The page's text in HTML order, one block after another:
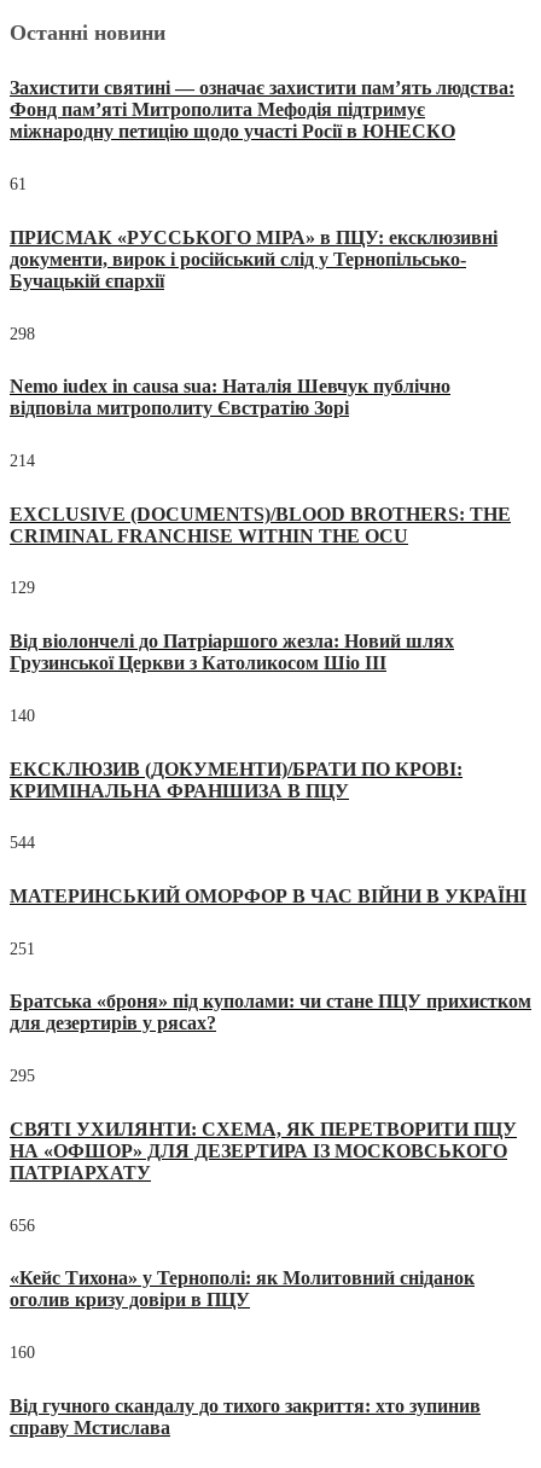
Останні новини
Захистити святині — означає захистити пам’ять людства:
Фонд пам’яті Митрополита Мефодія підтримує
міжнародну петицію щодо участі Росії в ЮНЕСКО
61
ПРИСМАК «РУССЬКОГО МІРА» в ПЦУ: ексклюзивні
документи, вирок і російський слід у Тернопільсько-
Бучацькій єпархії
298
Nemo iudex in causa sua: Наталія Шевчук публічно
відповіла митрополиту Євстратію Зорі
214
EXCLUSIVE (DOCUMENTS)/BLOOD BROTHERS: THE
CRIMINAL FRANCHISE WITHIN THE OCU
129
Від віолончелі до Патріаршого жезла: Новий шлях
Грузинської Церкви з Католикосом Шіо III
140
ЕКСКЛЮЗИВ (ДОКУМЕНТИ)/БРАТИ ПО КРОВІ:
КРИМІНАЛЬНА ФРАНШИЗА В ПЦУ
544
МАТЕРИНСЬКИЙ ОМОРФОР В ЧАС ВІЙНИ В УКРАЇНІ
251
Братська «броня» під куполами: чи стане ПЦУ прихистком
для дезертирів у рясах?
295
СВЯТІ УХИЛЯНТИ: СХЕМА, ЯК ПЕРЕТВОРИТИ ПЦУ
НА «ОФШОР» ДЛЯ ДЕЗЕРТИРА ІЗ МОСКОВСЬКОГО
ПАТРІАРХАТУ
656
«Кейс Тихона» у Тернополі: як Молитовний сніданок
оголив кризу довіри в ПЦУ
160
Від гучного скандалу до тихого закриття: хто зупинив
справу Мстислава